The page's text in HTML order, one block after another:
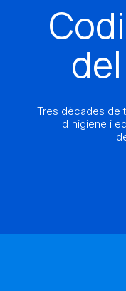
Tres dècades de
d'higiene i